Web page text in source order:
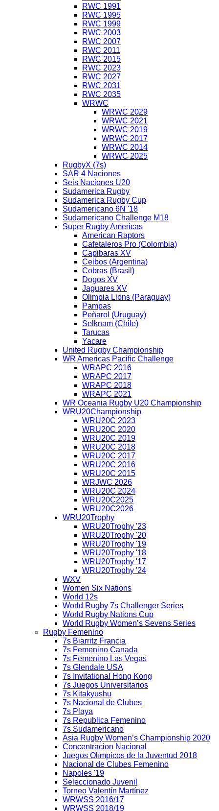
RWC 1991
RWC 1995
RWC 1999
RWC 2003
RWC 2007
RWC 2011
RWC 2015
RWC 2023
RWC 2027
RWC 2031
RWC 2035
WRWC
WRWC 2029
WRWC 2021
WRWC 2019
WRWC 2017
WRWC 2014
WRWC 2025
RugbyX (7s)
SAR 4 Naciones
Seis Naciones U20
Sudamerica Rugby
Sudamerica Rugby Cup
Sudamericano 6N '18
Sudamericano Challenge M18
Super Rugby Americas
American Raptors
Cafetaleros Pro (Colombia)
Capibaras XV
Ceibos (Argentina)
Cobras (Brasil)
Dogos XV
Jaguares XV
Olimpia Lions (Paraguay)
Pampas
Peñarol (Uruguay)
Selknam (Chile)
Tarucas
Yacare
United Rugby Championship
WR Americas Pacific Challenge
WRAPC 2016
WRAPC 2017
WRAPC 2018
WRAPC 2021
WR Oceania Rugby U20 Championship
WRU20Championship
WRU20C 2023
WRU20C 2020
WRU20C 2019
WRU20C 2018
WRU20C 2017
WRU20C 2016
WRU20C 2015
WRJWC 2026
WRU20C 2024
WRU20C2025
WRU20C2026
WRU20Trophy
WRU20Trophy '23
WRU20Trophy '20
WRU20Trophy '19
WRU20Trophy '18
WRU20Trophy '17
WRU20Trophy '24
WXV
Women Six Nations
World 12s
World Rugby 7s Challenger Series
World Rugby Nations Cup
World Rugby Women’s Sevens Series
Rugby Femenino
7s Biarritz Francia
7s Femenino Canada
7s Femenino Las Vegas
7s Glendale USA
7s Invitational Hong Kong
7s Juegos Universitarios
7s Kitakyushu
7s Nacional de Clubes
7s Playa
7s Republica Femenino
7s Sudamericano
Asia Rugby Women’s Championship 2020
Concentracion Nacional
Juegos Olímpicos de la Juventud 2018
Nacional de Clubes Femenino
Napoles '19
Seleccionado Juvenil
Torneo Valentín Martínez
WRWSS 2016/17
WRWSS 2018/19